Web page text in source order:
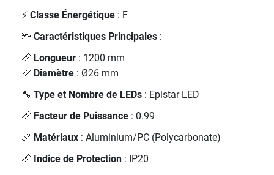
⚡ Classe Énergétique: F
🔦 Caractéristiques Principales:
📏 Longueur: 1200 mm
📏 Diamètre: Ø26 mm
🔧 Type et Nombre de LEDs: Epistar LED
📏 Facteur de Puissance: 0.99
📏 Matériaux: Aluminium/PC (Polycarbonate)
📏 Indice de Protection: IP20